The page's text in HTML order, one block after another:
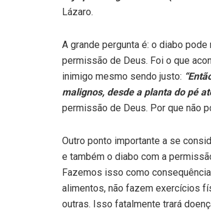
Lázaro.
A grande pergunta é: o diabo
permissão de Deus. Foi o que
inimigo mesmo sendo justo:
malignos, desde a planta do pé
permissão de Deus. Por que não
Outro ponto importante a se
e também o diabo com a
Fazemos isso como
alimentos, não fazem exercícios
outras. Isso fatalmente trará